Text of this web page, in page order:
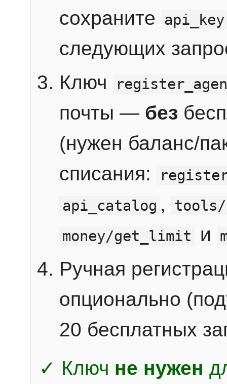
сохраните
api_key
следующих
Ключ
почты — без
(нужен баланс/
списания:
api_catalog ,
money/get_limit
и
Ручная
опционально
20 бесплатных
✓ Ключ не нужен